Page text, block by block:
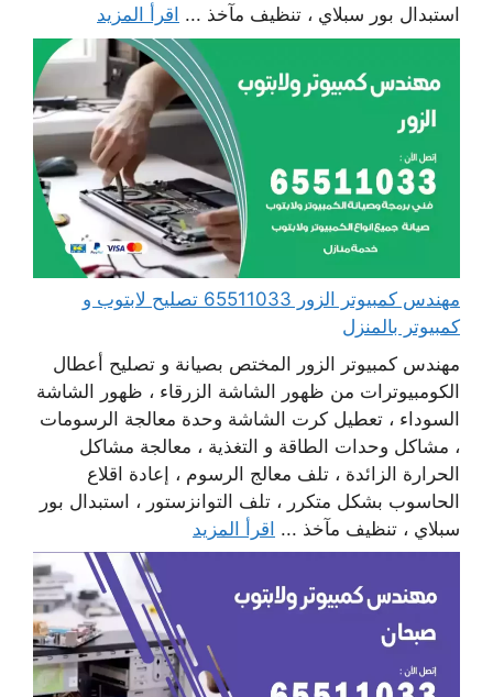
استبدال بور سبلاي ، تنظيف مآخذ ... اقرأ المزيد
مهندس كمبيوتر الزور 65511033 تصليح لابتوب و
كمبيوتر بالمنزل
مهندس كمبيوتر الزور المختص بصيانة و تصليح أعطال
الكومبيوترات من ظهور الشاشة الزرقاء ، ظهور الشاشة
السوداء ، تعطيل كرت الشاشة وحدة معالجة الرسومات
، مشاكل وحدات الطاقة و التغذية ، معالجة مشاكل
الحرارة الزائدة ، تلف معالج الرسوم ، إعادة اقلاع
الحاسوب بشكل متكرر ، تلف التوانزستور ، استبدال بور
سبلاي ، تنظيف مآخذ ... اقرأ المزيد